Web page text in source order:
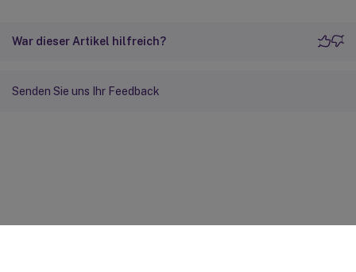
War dieser Artikel hilfreich?
Senden Sie uns Ihr Feedback